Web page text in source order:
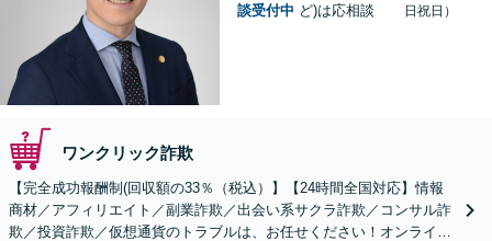
談受付中 ど)は応相談
日祝日）
ワンクリック詐欺
【完全成功報酬制(回収額の33％（税込）】【24時間全国対応】情報
商材／アフィリエイト／副業詐欺／出会い系サクラ詐欺／コンサル詐
欺／投資詐欺／仮想通貨のトラブルは、お任せください！オンライン